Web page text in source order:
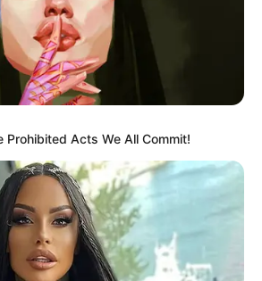
falam sobre as novas dificuldades
de Brasília, diante da dupla
—Foto:Reprodução.
Mobilização de Brasília
sobre a última Mobilização da
Brasília comentou: "...estão ficando ainda
que os próprios trabalhadores estão
de pensamentos, divida e
mobilização, deixando de ter foco único e
categoria e consequentemente dos
Prohibited Acts We All Commit!